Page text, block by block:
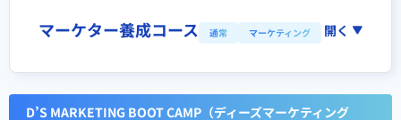
マーケター養成コース 通常 マーケティング 開く
D’S MARKETING BOOT CAMP（ディーズマーケティング